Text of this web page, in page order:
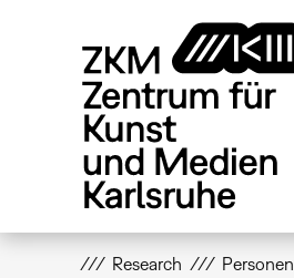
Research Personen